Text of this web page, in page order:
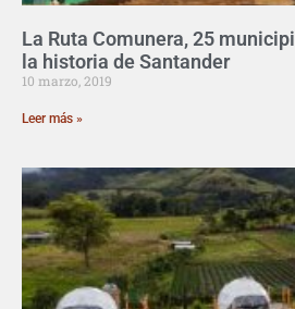
La Ruta Comunera, 25
la historia de Santander
10 marzo, 2019
Leer más »